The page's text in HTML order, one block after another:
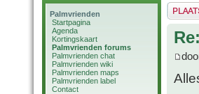
Palmvrienden
Startpagina
Agenda
Kortingskaart
Palmvrienden forums
Palmvrienden chat
Palmvrienden wiki
Palmvrienden maps
Palmvrienden label
Contact
Plaats